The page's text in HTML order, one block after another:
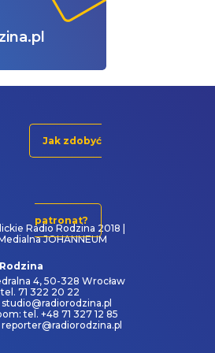
Jak zdobyć
patronat?
Radio Rodzina 2018 |
JOHANNEUM
4, 50-328 Wrocław
71 322 20 22
tel. +48 71 327 12 85